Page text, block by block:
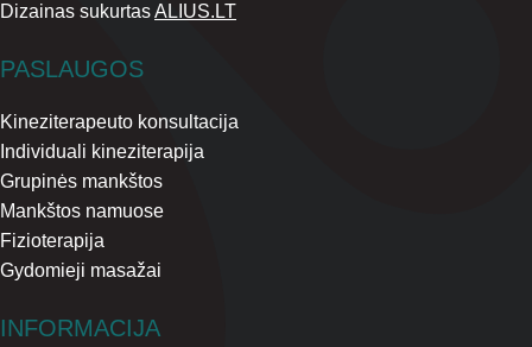
Dizainas sukurtasALIUS.LT
PASLAUGOS
Kineziterapeuto konsultacija
Individuali kineziterapija
Grupinės mankštos
Mankštos namuose
Fizioterapija
Gydomieji masažai
INFORMACIJA